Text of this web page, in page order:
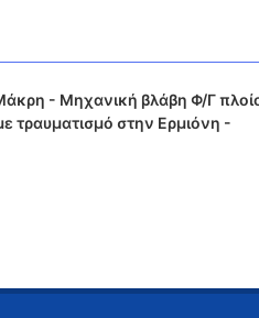
- Μηχανική βλάβη Φ/Γ
τραυματισμό στην Ερμιόνη -